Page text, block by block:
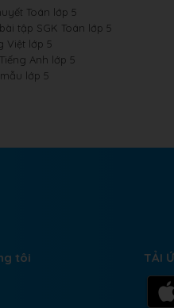
Toán lớp 5
tập SGK Toán lớp 5
Việt lớp 5
Anh lớp 5
lớp 5
tôi TẢI